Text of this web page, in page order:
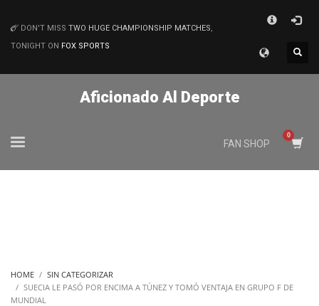
MATCHES
DON'T MISS TWO HUGE CHAMPIONSHIP MATCHES,
TONIGHT ON FOX SPORTS
Aficionado Al Deporte
FAN SHOP
HOME
SIN CATEGORIZAR
SUECIA LE PASÓ POR ENCIMA A TÚNEZ Y TOMÓ VENTAJA EN GRUPO F DE
MUNDIAL